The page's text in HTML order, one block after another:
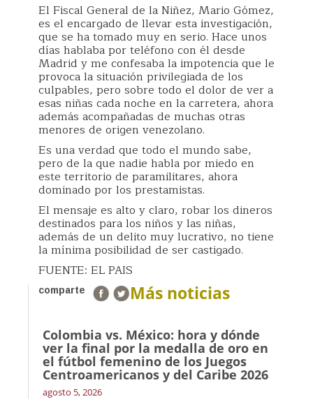
El Fiscal General de la Niñez, Mario Gómez,
es el encargado de llevar esta investigación,
que se ha tomado muy en serio. Hace unos
días hablaba por teléfono con él desde
Madrid y me confesaba la impotencia que le
provoca la situación privilegiada de los
culpables, pero sobre todo el dolor de ver a
esas niñas cada noche en la carretera, ahora
además acompañadas de muchas otras
menores de origen venezolano.
Es una verdad que todo el mundo sabe,
pero de la que nadie habla por miedo en
este territorio de paramilitares, ahora
dominado por los prestamistas.
El mensaje es alto y claro, robar los dineros
destinados para los niños y las niñas,
además de un delito muy lucrativo, no tiene
la mínima posibilidad de ser castigado.
FUENTE: EL PAIS
comparte Más noticias
Colombia vs. México: hora y dónde
ver la final por la medalla de oro en
el fútbol femenino de los Juegos
Centroamericanos y del Caribe 2026
agosto 5, 2026